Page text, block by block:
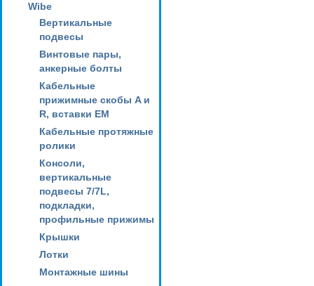
Wibe
Вертикальные
подвесы
Винтовые пары,
анкерные болты
Кабельные
прижимные скобы A и
R, вставки EM
Кабельные протяжные
ролики
Консоли,
вертикальные
подвесы 7/7L,
подкладки,
профильные прижимы
Крышки
Лотки
Монтажные шины